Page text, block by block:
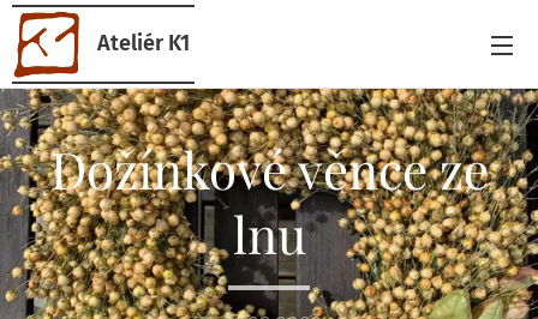
Ateliér K1
Dožínkové věnce ze
lnu